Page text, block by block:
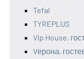
Tefal
TYREPLUS
Vip House,
Vерона,